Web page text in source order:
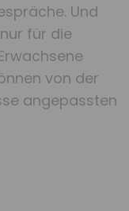
Und
für die
von der
angepassten